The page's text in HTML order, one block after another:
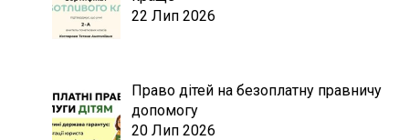
22 Лип 2026
Право дітей на безоплатну правничу
допомогу
20 Лип 2026